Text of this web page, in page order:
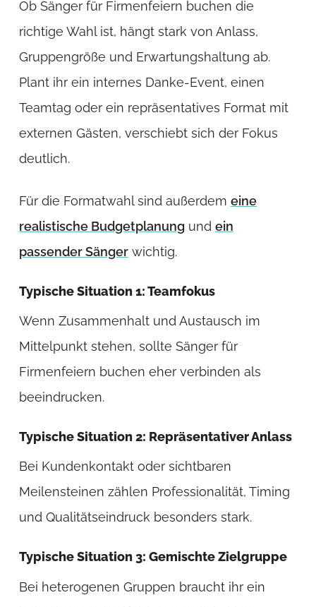
Ob Sänger für Firmenfeiern buchen die
richtige Wahl ist, hängt stark von Anlass,
Gruppengröße und Erwartungshaltung ab.
Plant ihr ein internes Danke-Event, einen
Teamtag oder ein repräsentatives Format mit
externen Gästen, verschiebt sich der Fokus
deutlich.
Für die Formatwahl sind außerdem eine
realistische Budgetplanungund ein
passender Sängerwichtig.
Typische Situation 1: Teamfokus
Wenn Zusammenhalt und Austausch im
Mittelpunkt stehen, sollte Sänger für
Firmenfeiern buchen eher verbinden als
beeindrucken.
Typische Situation 2: Repräsentativer Anlass
Bei Kundenkontakt oder sichtbaren
Meilensteinen zählen Professionalität, Timing
und Qualitätseindruck besonders stark.
Typische Situation 3: Gemischte Zielgruppe
Bei heterogenen Gruppen braucht ihr ein